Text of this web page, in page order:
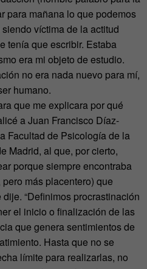
para mañana lo que podemos
víctima de la actitud
tenía que escribir. Estaba
era mi objeto de estudio.
no era nada nuevo para mí,
humano.
que me explicara por qué
a Juan Francisco Díaz-
Facultad de Psicología de la
Madrid, al que, por cierto,
porque siempre encontraba
más placentero) que
“Definimos procrastinación
el inicio o finalización de las
que genera sentimientos de
Hasta que no se
límite para realizarlas, no